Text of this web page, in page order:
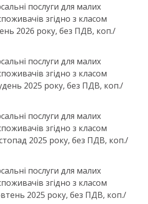
послуги для малих
згідно з класом
2026 року, без ПДВ, коп./
послуги для малих
згідно з класом
2025 року, без ПДВ, коп./
послуги для малих
згідно з класом
2025 року, без ПДВ, коп./
послуги для малих
згідно з класом
2025 року, без ПДВ, коп./